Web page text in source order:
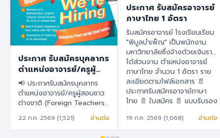
ประกาศ รับสมัครบุคลากร
ตำแหน่งอาจารย์/ครูผู้
สอนชาวต่างชาติ
(Foreign Teachers)
📢 ประกาศรับสมัครบุคลากร
ตำแหน่งอาจารย์/ครูผู้สอนชาว
ต่างชาติ (Foreign Teachers)
โรงเรียนสาธิต "พิบูลบำเพ็ญ"
มหาวิทยาลัยบูรพา 🇹🇭 ภาษา
ไทย โรงเรียนสาธิต "พิบูล
22 ก.ค. 2569 (1,521) อ่านต่อ
ประกาศ รับสมัครอาจารย์
ภาษาไทย 1 อัตรา
รับสมัครอาจารย์ โรงเรียนเรียน
"พิบูลบำเพ็ญ" เป็นพนักงาน
มหาวิทยาลัยซึ่งจ้างด้วยเงินราย
ได้ส่วนงาน ตำแหน่งอาจารย์
ภาษาไทย จำนวน 1 อัตรา ราย
ละเอียดตามไฟล์เอกสาร 📄
ประกาศรับสมัครอาจาย์ภาษา
ไทย 📄 ใบสมัคร 📄 แบบรับรอง
19 ก.ค. 2569 (1,068) อ่านต่อ